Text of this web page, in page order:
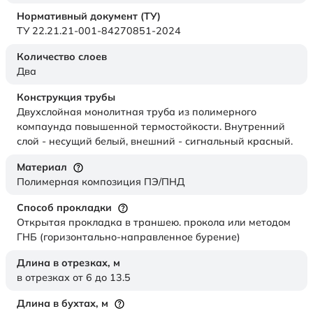
Нормативный документ (ТУ)
ТУ 22.21.21-001-84270851-2024
Количество слоев
Два
Конструкция трубы
Двухслойная монолитная труба из полимерного
компаунда повышенной термостойкости. Внутренний
слой - несущий белый, внешний - сигнальный красный.
Материал
Полимерная композиция ПЭ/ПНД
Способ прокладки
Открытая прокладка в траншею. прокола или методом
ГНБ (горизонтально-направленное бурение)
Длина в отрезках, м
в отрезках от 6 до 13.5
Длина в бухтах, м